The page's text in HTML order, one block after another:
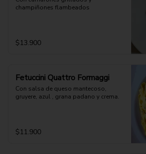
champiñones flambeados
$13.900
Fetuccini Quattro Formaggi
Con salsa de queso mantecoso,
gruyere, azul , grana padano y crema.
$11.900